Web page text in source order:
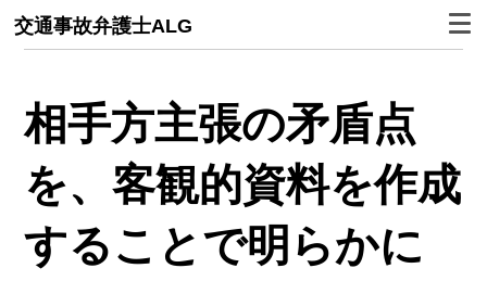
交通事故弁護士ALG
相手方主張の矛盾点
を、客観的資料を作成
することで明らかに